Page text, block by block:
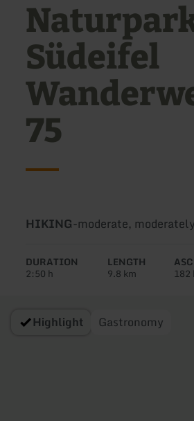
Südeifel
75
Type
tour:
HIKING-Difficulty:
moderate,
DURATION
2:50 h
LENGTH
9.8 km 182
Highlight Gastronomy